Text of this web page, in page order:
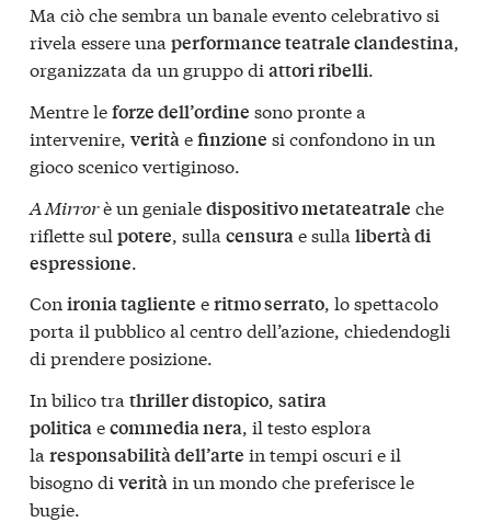
Ma ciò che sembra un banale evento celebrativo si
rivela essere una performance teatrale clandestina,
organizzata da un gruppo di attori ribelli.
Mentre leforze dell’ordine sono pronte a
intervenire, veritàefinzione si confondono in un
gioco scenico vertiginoso.
A Mirrorè un genialedispositivo metateatrale che
riflette sul potere , sulla censura e sulla libertà di
espressione
Con ironia tagliente eritmo serrato, lo spettacolo
porta il pubblico al centro dell’azione, chiedendogli
di prendere posizione.
In bilico tra thriller distopico, satira
politicaecommedia nera, il testo esplora
la responsabilità dell’arte in tempi oscuri e il
bisogno di veritàin un mondo che preferisce le
bugie.